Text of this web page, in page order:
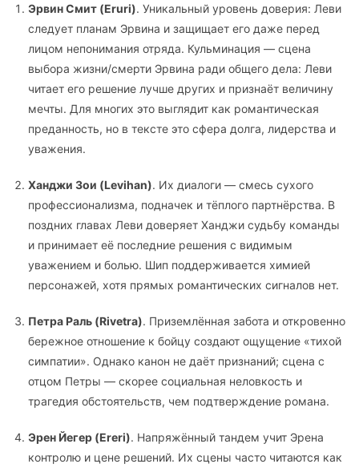
Эрвин Смит (Eruri). Уникальный уровень доверия: Леви
следует планам Эрвина и защищает его даже перед
лицом непонимания отряда. Кульминация — сцена
выбора жизни/смерти Эрвина ради общего дела: Леви
читает его решение лучше других и признаёт величину
мечты. Для многих это выглядит как романтическая
преданность, но в тексте это сфера долга, лидерства и
уважения.
Ханджи Зои (Levihan). Их диалоги — смесь сухого
профессионализма, подначек и тёплого партнёрства. В
поздних главах Леви доверяет Ханджи судьбу команды
и принимает её последние решения с видимым
уважением и болью. Шип поддерживается химией
персонажей, хотя прямых романтических сигналов нет.
Петра Раль (Rivetra). Приземлённая забота и откровенно
бережное отношение к бойцу создают ощущение «тихой
симпатии». Однако канон не даёт признаний; сцена с
отцом Петры — скорее социальная неловкость и
трагедия обстоятельств, чем подтверждение романа.
Эрен Йегер (Ereri). Напряжённый тандем учит Эрена
контролю и цене решений. Их сцены часто читаются как